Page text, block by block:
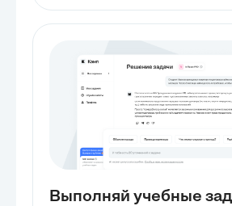
Выполняй учебные